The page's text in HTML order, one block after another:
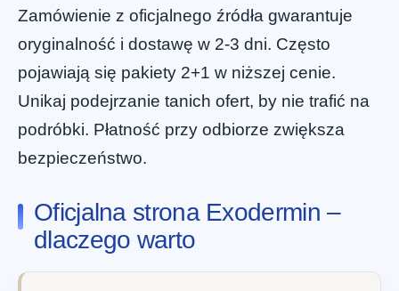
Zamówienie z oficjalnego źródła gwarantuje
oryginalność i dostawę w 2-3 dni. Często
pojawiają się pakiety 2+1 w niższej cenie.
Unikaj podejrzanie tanich ofert, by nie trafić na
podróbki. Płatność przy odbiorze zwiększa
bezpieczeństwo.
Oficjalna strona Exodermin –
dlaczego warto